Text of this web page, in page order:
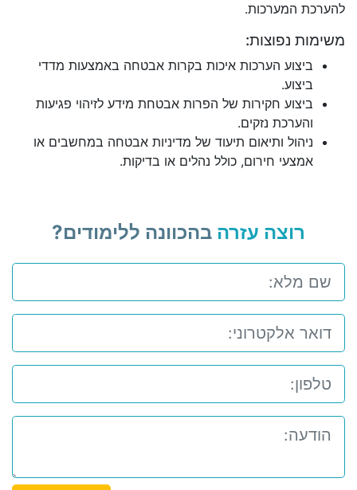
להערכת המערכות.
משימות נפוצות:
ביצוע הערכות איכות בקרות אבטחה באמצעות מדדי
ביצוע.
ביצוע חקירות של הפרות אבטחת מידע לזיהוי פגיעות
והערכת נזקים.
ניהול ותיאום תיעוד של מדיניות אבטחה במחשבים או
אמצעי חירום, כולל נהלים או בדיקות.
רוצה עזרה בהכוונה ללימודים?